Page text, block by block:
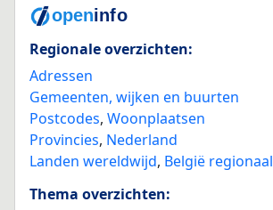
Regionale overzichten:
Adressen
Gemeenten, wijken en buurten
Postcodes, Woonplaatsen
Provincies, Nederland
Landen wereldwijd, België regionaal
Thema overzichten: